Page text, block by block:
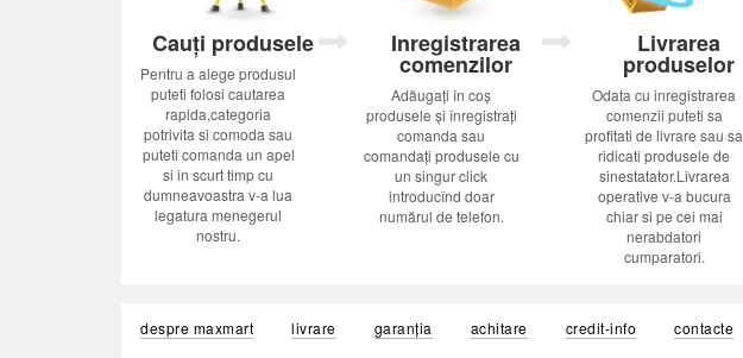
Cauți produsele
Pentru a alege produsul
puteti folosi cautarea
rapida,categoria
potrivita si comoda sau
puteti comanda un apel
si in scurt timp cu
dumneavoastra v-a lua
legatura menegerul
nostru.
Inregistrarea
comenzilor
Adăugați în coș
produsele și înregistrați
comanda sau
comandați produsele cu
un singur click
introducînd doar
numărul de telefon.
Livrarea
produselor
Odata cu inregistrarea
comenzii puteti sa
profitati de livrare sau sa
ridicati produsele de
sinestatator.Livrarea
operative v-a bucura
chiar si pe cei mai
nerabdatori
cumparatori.
despre maxmart livrare garanția achitare credit-info contacte